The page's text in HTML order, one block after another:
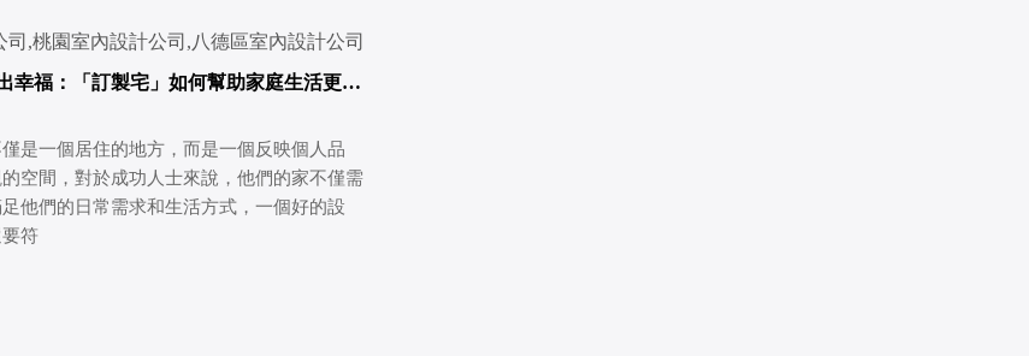
幸福：「訂製宅」如何幫助家庭生活更加
是一個居住的地方，而是一個反映個人品
空間，對於成功人士來說，他們的家不僅需
他們的日常需求和生活方式，一個好的設
符